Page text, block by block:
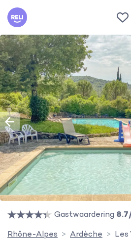
Reli
Gastwaardering
Rhône-Alpes
Ardèche Les